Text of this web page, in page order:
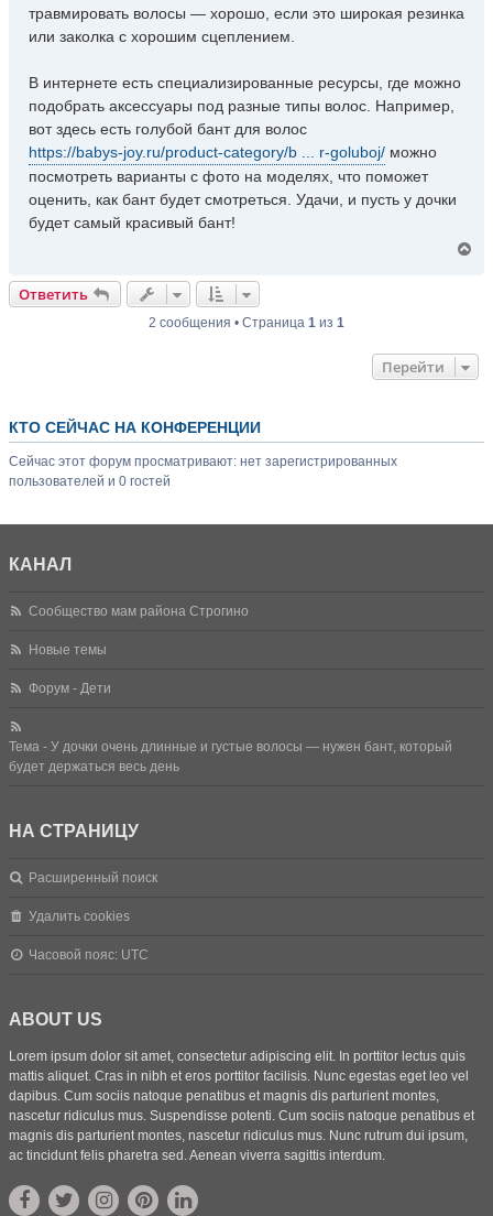
травмировать волосы — хорошо, если это широкая резинка
или заколка с хорошим сцеплением.
В интернете есть специализированные ресурсы, где можно
подобрать аксессуары под разные типы волос. Например,
вот здесь есть голубой бант для волос
https://babys-joy.ru/product-category/b ... r-goluboj/ можно
посмотреть варианты с фото на моделях, что поможет
оценить, как бант будет смотреться. Удачи, и пусть у дочки
будет самый красивый бант!
ь
а
Ответить
2 сообщения • Страница 1 из 1
Перейти
КТО СЕЙЧАС НА КОНФЕРЕНЦИИ
Сейчас этот форум просматривают: нет зарегистрированных
пользователей и 0 гостей
КАНАЛ
Сообщество мам района Строгино
Новые темы
Форум - Дети
Тема - У дочки очень длинные и густые волосы — нужен бант, который
будет держаться весь день
НА СТРАНИЦУ
Расширенный поиск
Удалить cookies
Часовой пояс: UTC
ABOUT US
Lorem ipsum dolor sit amet, consectetur adipiscing elit. In porttitor lectus quis
mattis aliquet. Cras in nibh et eros porttitor facilisis. Nunc egestas eget leo vel
dapibus. Cum sociis natoque penatibus et magnis dis parturient montes,
nascetur ridiculus mus. Suspendisse potenti. Cum sociis natoque penatibus et
magnis dis parturient montes, nascetur ridiculus mus. Nunc rutrum dui ipsum,
ac tincidunt felis pharetra sed. Aenean viverra sagittis interdum.